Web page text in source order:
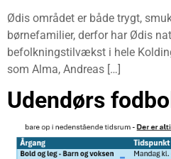
Ødis området er både trygt,
børnefamilier, derfor har Ødis
befolkningstilvækst i hele
som Alma, Andreas […]
Udendørs